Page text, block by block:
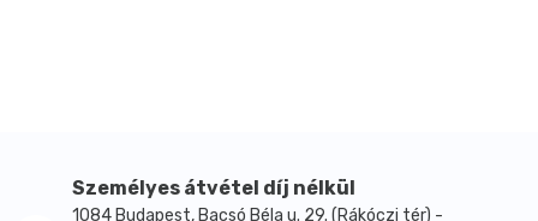
lecitin sok hasonló formulában alapvető
összetevőként szerepel. A termék összetétele jól
Személyes átvétel díj nélkül
1084 Budapest, Bacsó Béla u. 29. (Rákóczi tér) -